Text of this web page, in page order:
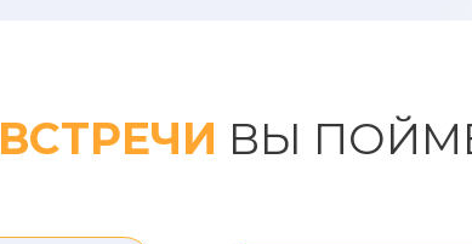
ВСТРЕЧИ ВЫ